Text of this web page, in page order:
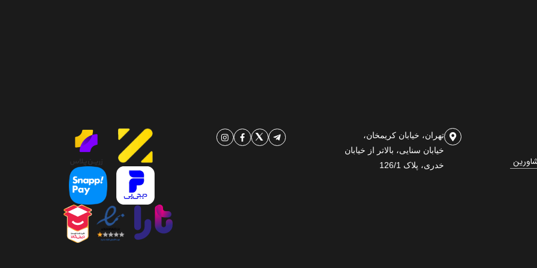
تهران، خیابان کریمخان،
خیابان سنایی، بالاتر از خیابان
خدری، پلاک 126/1